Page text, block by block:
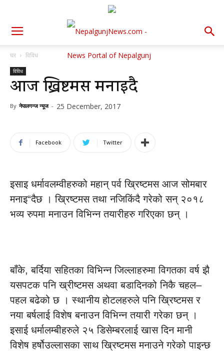
घर विविध
विविध
आज ख्रिष्टमस मनाइदै
By नेपालगन्ज न्यूज - 25 December, 2017
Facebook Twitter
इसाइ धर्मावलम्वीहरुको महान् पर्व ख्रिष्टमस आज सोमबार
मनाइ“दैछ । ख्रिष्टमस तथा नजिकिंदै गरेको सन् २०१८
भव्य रुपमा मनाउन विभिन्न तयारीहरु गरिएका छन् ।
बाँके, बर्दिया सहितका विभिन्न जिल्लाहरुमा विगतका वर्ष झै
यसपटक पनि ख्रीष्टमस अथवा बडादिनको निकै चहल–
पहल बढेको छ । स्थानीय होटलहरुले पनि ख्रिष्टमस र
नया बर्षलाई विशेष बनाउन विभिन्न तयारी गरेका छन् ।
इसाई धर्मालम्बीहरुले २५ डिसेम्बरलाई खास दिन मानी
विशेष हर्षोउल्लासका साथ ख्रिष्टमस मनाउने गरेको पाइन्छ